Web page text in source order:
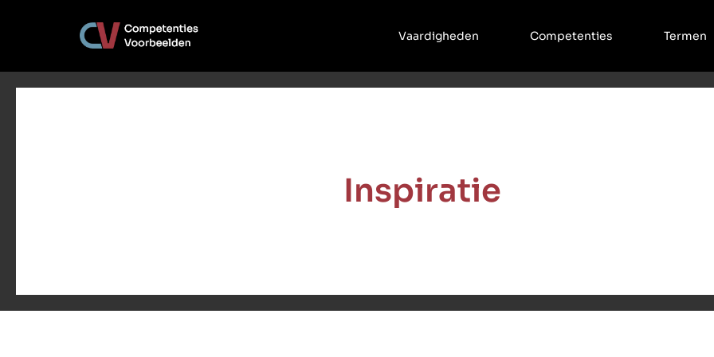
Vaardigheden Competenties Termen
Inspiratie